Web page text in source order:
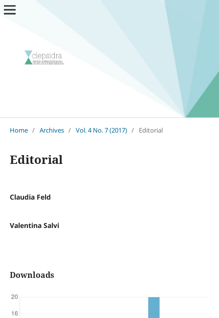
Home / Archives / Vol. 4 No. 7 (2017) / Editorial
Editorial
Claudia Feld
Valentina Salvi
Downloads